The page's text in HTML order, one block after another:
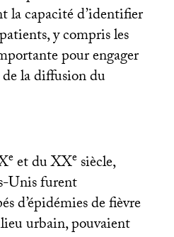
la capacité d’identifier
y compris les
pour engager
la diffusion du
eet duXXesiècle,
Unis furent
d’épidémies de fièvre
urbain, pouvaient